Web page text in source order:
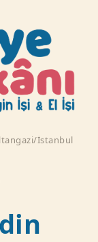
İstanbul